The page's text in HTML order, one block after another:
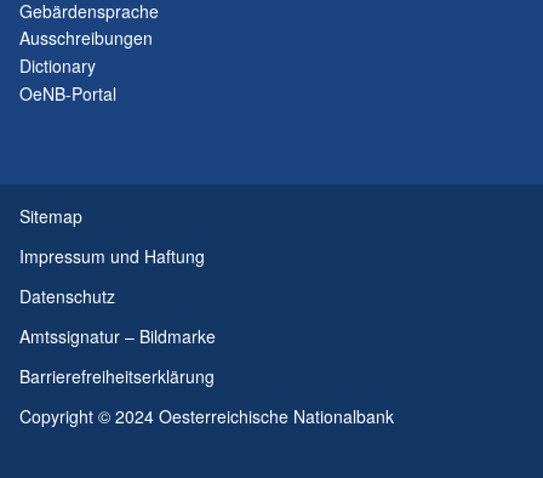
Gebärdensprache
Ausschreibungen
Dictionary
OeNB-Portal
Sitemap
Impressum und Haftung
Datenschutz
Amtssignatur – Bildmarke
Barrierefreiheitserklärung
Copyright © 2024 Oesterreichische Nationalbank